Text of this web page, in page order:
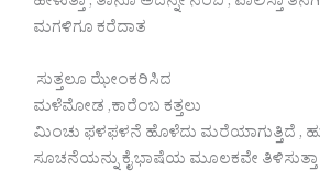
ಮಗಳಿಗೂ ಕರೆದಾತ
ಸುತ್ತಲೂ ಝೇಂಕರಿಸಿದ
ಮಳೆಮೋಡ ,ಕಾರೆಂಬ ಕತ್ತಲು
ಮಿಂಚು ಫಳಫಳನೆ ಹೊಳೆದು ಮರೆಯಾಗುತ್ತಿದೆ ,
ಸೂಚನೆಯನ್ನು ಕೈ ಭಾಷೆಯ ಮೂಲಕವೇ ತಿಳಿಸುತ್ತಾ